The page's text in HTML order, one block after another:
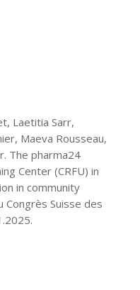
Laetitia Sarr,
Maeva Rousseau,
The pharma24
Center (CRFU) in
in community
Suisse des